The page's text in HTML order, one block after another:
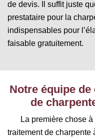
de devis. Il suffit juste
prestataire pour la
indispensables pour
faisable gratuitement.
Notre équipe
de
La première chose
traitement de charpente